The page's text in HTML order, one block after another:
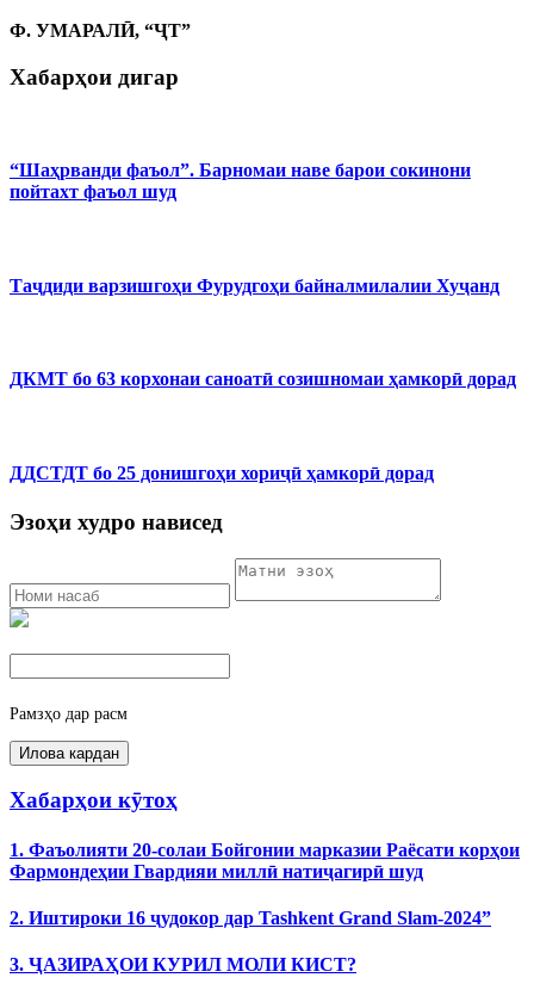
Ф. УМАРАЛӢ, “ҶТ”
Хабарҳои дигар
“Шаҳрванди фаъол”. Барномаи наве барои сокинони
пойтахт фаъол шуд
Таҷдиди варзишгоҳи Фурудгоҳи байналмилалии Хуҷанд
ДКМТ бо 63 корхонаи саноатӣ созишномаи ҳамкорӣ дорад
ДДСТДТ бо 25 донишгоҳи хориҷӣ ҳамкорӣ дорад
Эзоҳи худро нависед
Рамзҳо дар расм
Хабарҳои кӯтоҳ
1. Фаъолияти 20-солаи Бойгонии марказии Раёсати корҳои
Фармондеҳии Гвардияи миллӣ натиҷагирӣ шуд
2. Иштироки 16 ҷудокор дар Tashkent Grand Slam-2024”
3. ҶАЗИРАҲОИ КУРИЛ МОЛИ КИСТ?